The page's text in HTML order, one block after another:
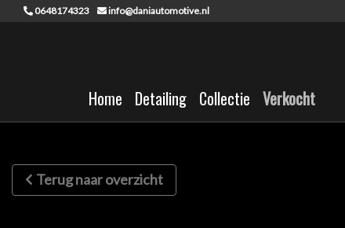
0648174323 info@daniautomotive.nl
Home Detailing Collectie Verkocht
Terug naar overzicht